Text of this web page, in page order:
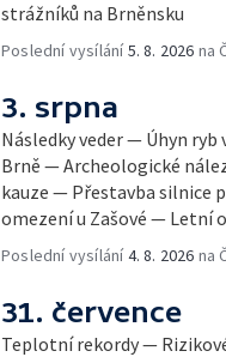
strážníků na Brněnsku
Poslední vysílání5. 8. 2026 na
3. srpna
Následky veder — Úhyn
Brně — Archeologické
kauze — Přestavba silnice
omezení u Zašové — Letní
Poslední vysílání4. 8. 2026 na
31. července
Teplotní rekordy —